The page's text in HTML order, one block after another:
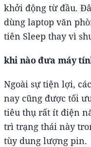
khởi động từ đầu.
dùng laptop văn
tiên Sleep thay vì
khi nào đưa máy
Ngoài sự tiện lợi,
nay cũng được tối
tiêu thụ rất ít điện
trì trạng thái này
tùy dung lượng pin.